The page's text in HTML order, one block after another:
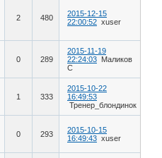
2 480
2015-12-15
22:00:52 xuser
0 289
2015-11-19
22:24:03 Маликов
С
1 333
2015-10-22
16:49:53
Тренер_блондинок
0 293
2015-10-15
16:49:43 xuser